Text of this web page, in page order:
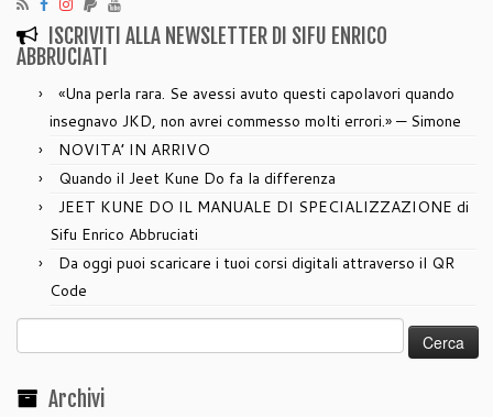
ISCRIVITI ALLA NEWSLETTER DI SIFU ENRICO
ABBRUCIATI
«Una perla rara. Se avessi avuto questi capolavori quando
insegnavo JKD, non avrei commesso molti errori.» — Simone
NOVITA’ IN ARRIVO
Quando il Jeet Kune Do fa la differenza
JEET KUNE DO IL MANUALE DI SPECIALIZZAZIONE di
Sifu Enrico Abbruciati
Da oggi puoi scaricare i tuoi corsi digitali attraverso il QR
Code
per:
Archivi